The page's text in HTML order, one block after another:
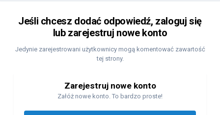
Jeśli chcesz dodać odpowiedź, zaloguj się
lub zarejestruj nowe konto
Jedynie zarejestrowani użytkownicy mogą komentować zawartość
tej strony.
Zarejestruj nowe konto
Załóż nowe konto. To bardzo proste!